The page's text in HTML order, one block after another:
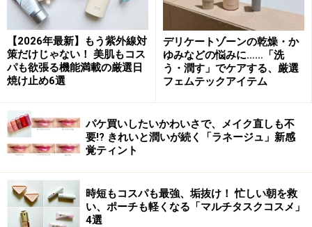
【2026年最新】もう紫外線対
策だけじゃない！ 美肌もコス
パも欲張る機能満載の厳選日
焼け止め6選
デリケートゾーンの乾燥・か
ゆみなどの悩みに……「洗
う・潤す」でケアする、厳選
フェムテックアイテム
パケ買いしたいかわいさで、メイク直しも不
要!? きれいと潤いが続く「ラネージュ」新感
覚ティント
時短もコスパも最強、垢抜け！ 忙しい朝を救
い、ポーチも軽くなる「マルチタスクコスメ」
4選